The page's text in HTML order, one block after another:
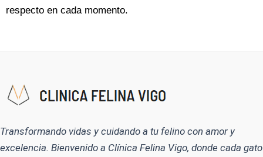
respecto en cada momento.
Transformando vidas y cuidando a tu felino con amor y
excelencia. Bienvenido a Clínica Felina Vigo, donde cada gato